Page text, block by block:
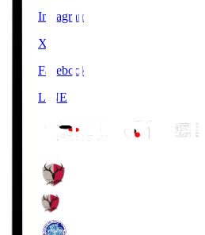
Instagram
X
Facebook
LINE